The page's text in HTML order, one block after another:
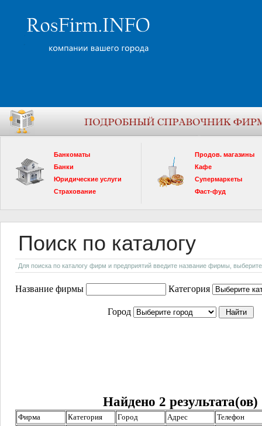
Банкоматы
Банки
Юридические услуги
Страхование
Продов. магазины
Кафе
Супермаркеты
Фаст-фуд
Поиск по каталогу
Для поиска по каталогу фирм и предприятий введите название фирмы, выберите
Название фирмы Категория
Город
Найдено 2 результата(ов)
Фирма Категория Город Адрес
Телефон